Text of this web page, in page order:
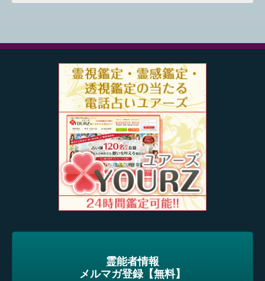
霊能者情報
メルマガ登録【無料】